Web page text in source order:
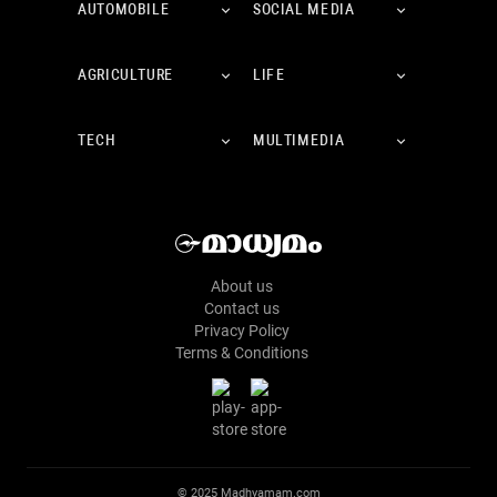
AUTOMOBILE SOCIAL MEDIA
AGRICULTURE LIFE
TECH MULTIMEDIA
About us
Contact us
Privacy Policy
Terms & Conditions
© 2025 Madhyamam.com